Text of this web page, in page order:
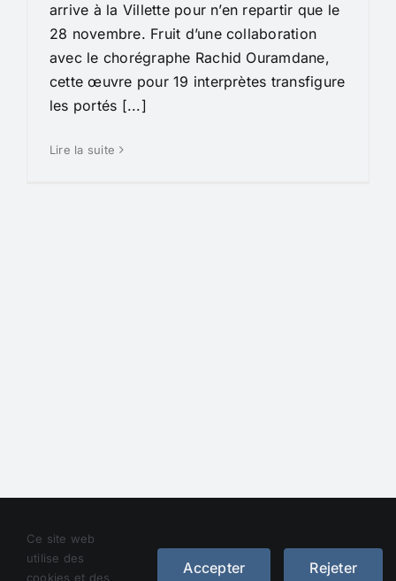
arrive à la Villette pour n’en repartir que le
28 novembre. Fruit d’une collaboration
avec le chorégraphe Rachid Ouramdane,
cette œuvre pour 19 interprètes transfigure
les portés [...]
Lire la suite
Avada| Tous droits réservés | Alimenté par
Ce site web
utilise des
cookies et des
Accepter Rejeter